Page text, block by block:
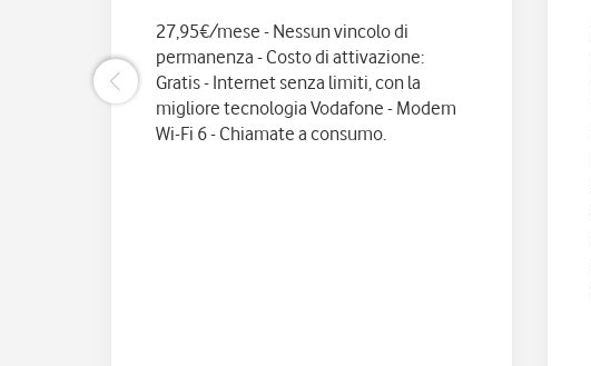
27,95€/mese - Nessun vincolo di
permanenza - Costo di attivazione:
Gratis - Internet senza limiti, con la
migliore tecnologia Vodafone - Modem
Wi-Fi 6 - Chiamate a consumo.